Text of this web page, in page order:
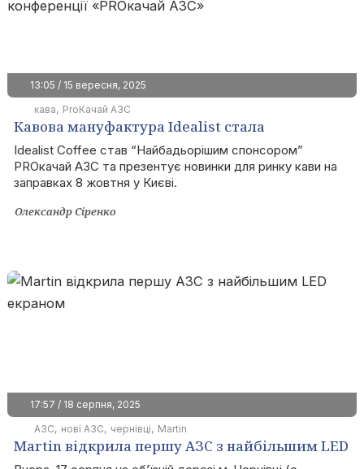
13:05 / 15 вересня, 2025
кава
ProКачай АЗС
Кавова мануфактура Idealist стала
«Найбадьорішим спонсором» виставки-
конференції «PROкачай АЗС»
Idealist Coffee став “Найбадьорішим спонсором”
PROкачай АЗС та презентує новинки для ринку кави на
заправках 8 жовтня у Києві.
Олександр Сіренко
17:57 / 18 серпня, 2025
АЗС
нові АЗС чернівці Martin
Martin відкрила першу АЗС з найбільшим LED